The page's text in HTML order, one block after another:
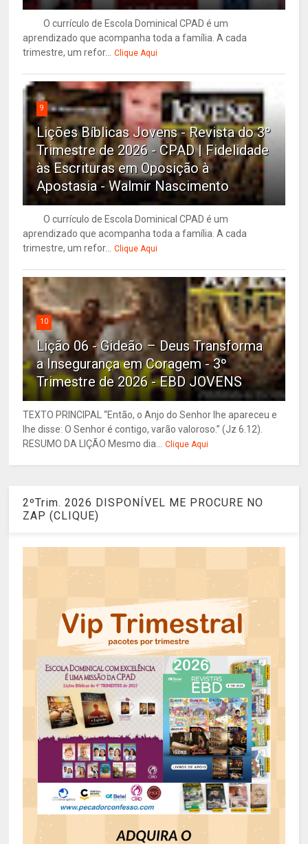
O currículo de Escola Dominical CPAD é um
aprendizado que acompanha toda a família. A cada
trimestre, um refor... Clique Aqui
9
Lições Bíblicas Jovens - Revista do 3º
Trimestre de 2026 - CPAD | Fidelidade
às Escrituras em Oposição à
Apostasia - Walmir Nascimento
O currículo de Escola Dominical CPAD é um
aprendizado que acompanha toda a família. A cada
trimestre, um refor... Clique Aqui
10
Lição 06 - Gideão – Deus Transforma
a Insegurança em Coragem - 3º
Trimestre de 2026 - EBD JOVENS
TEXTO PRINCIPAL “Então, o Anjo do Senhor lhe apareceu e
lhe disse: O Senhor é contigo, varão valoroso.” (Jz 6.12).
RESUMO DA LIÇÃO Mesmo dia... Clique Aqui
2ºTrim. 2026 DISPONÍVEL ME PROCURE NO
ZAP (CLIQUE)